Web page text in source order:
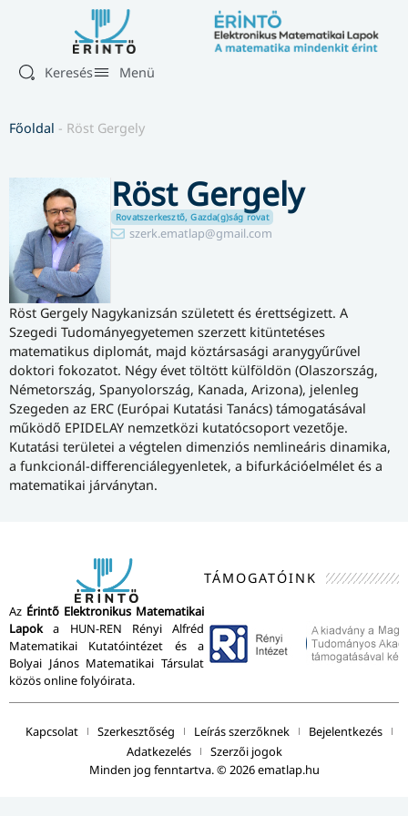
Keresés Menü
Főoldal - Röst Gergely
Röst Gergely
Rovatszerkesztő, Gazda(g)ság rovat
szerk.ematlap@gmail.com
Röst Gergely Nagykanizsán született és érettségizett. A
Szegedi Tudományegyetemen szerzett kitüntetéses
matematikus diplomát, majd köztársasági aranygyűrűvel
doktori fokozatot. Négy évet töltött külföldön (Olaszország,
Németország, Spanyolország, Kanada, Arizona), jelenleg
Szegeden az ERC (Európai Kutatási Tanács) támogatásával
működő EPIDELAY nemzetközi kutatócsoport vezetője.
Kutatási területei a végtelen dimenziós nemlineáris dinamika,
a funkcionál-differenciálegyenletek, a bifurkációelmélet és a
matematikai járványtan.
Az Érintő Elektronikus Matematikai
Lapoka HUN-REN Rényi Alfréd
Matematikai Kutatóintézet és a
Bolyai János Matematikai Társulat
közös online folyóirata.
TÁMOGATÓINK
Minden jog fenntartva. © 2026 ematlap.hu
Kapcsolat Szerkesztőség Leírás szerzőknek
Bejelentkezés
Adatkezelés
Szerzői jogok